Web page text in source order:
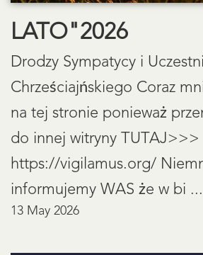
LATO"2026
Drodzy Sympatycy i
Chrześciajńskiego Coraz
na tej stronie ponieważ
do innej witryny TUTAJ>>>
https://vigilamus.org/
informujemy WAS że w bi ...
13 May 2026